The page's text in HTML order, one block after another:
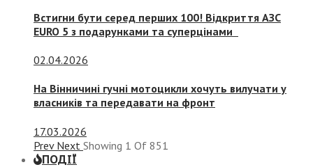
Встигни бути серед перших 100! Відкриття АЗС
EURO 5 з подарунками та суперцінами
02.04.2026
На Вінничині гучні мотоцикли хочуть вилучати у
власників та передавати на фронт
17.03.2026
Prev Next Showing 1 Of 851
ПОДІЇ